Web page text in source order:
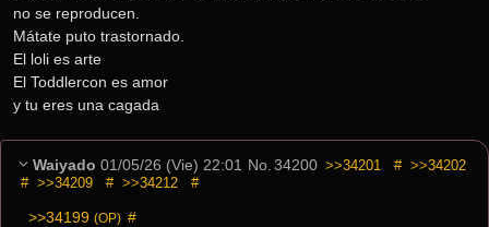
no se reproducen.
Mátate puto trastornado.
El loli es arte
El Toddlercon es amor
y tu eres una cagada
Waiyado 01/05/26 (Vie) 22:01 No. 34200 >>34201 # >>34202
# >>34209 # >>34212 #
>>34199 (OP) #